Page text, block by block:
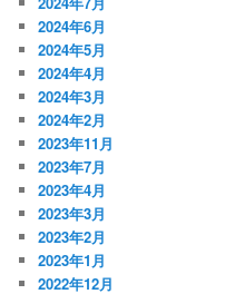
2024年6月
2024年5月
2024年4月
2024年3月
2024年2月
2023年11月
2023年7月
2023年4月
2023年3月
2023年2月
2023年1月
2022年12月